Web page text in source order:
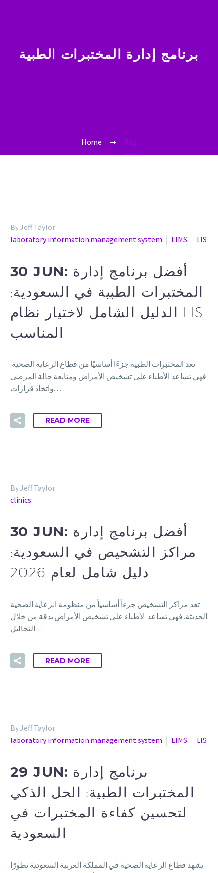
برنامج إدارة المختبرات الطبية
Home Tag
By Jeff Taylor
laboratory information management system
LIMS LIS
30 JUN: أفضل برنامج إدارة
المختبرات الطبية في السعودية:
الدليل الشامل لاختيار نظام LIS
المناسب
تعد المختبرات الطبية جزءًا أساسيًا من قطاع الرعاية الصحية.
فهي تساعد الأطباء على تشخيص الأمراض ومتابعة حالة المرضى
واتخاذ قرارات…
READ MORE
By Jeff Taylor
clinics
30 JUN: أفضل برنامج إدارة
مراكز التشخيص في السعودية:
دليل شامل لعام 2026
تعد مراكز التشخيص جزءاً أساسياً من منظومة الرعاية الصحية
الحديثة. فهي تساعد الأطباء على تشخيص الأمراض بدقة من خلال
التحاليل…
READ MORE
By Jeff Taylor
laboratory information management system
LIMS LIS
29 JUN: برنامج إدارة
المختبرات الطبية: الحل الذكي
لتحسين كفاءة المختبرات في
السعودية
يشهد قطاع الرعاية الصحية في المملكة العربية السعودية تطورًا